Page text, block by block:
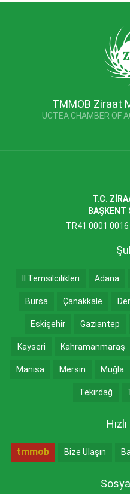
TMMOB Ziraat
UCTEA CHAMBER OF
T.C.
BAŞKENT
TR41 0001
İl Temsilcilikleri Adana
Bursa Çanakkale
Eskişehir Gaziantep
Kayseri Kahramanmaraş
Manisa Mersin Muğla
Tekirdağ
tmmob Bize Ulaşın